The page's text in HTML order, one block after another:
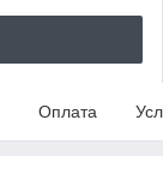
Оплата